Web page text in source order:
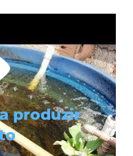
produzir